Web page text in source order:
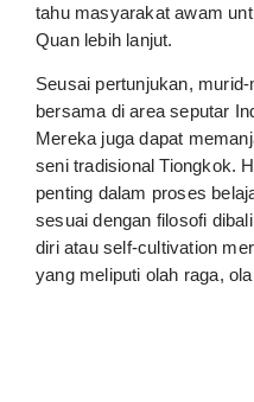
tahu masyarakat awam
Quan lebih lanjut.
Seusai pertunjukan,
bersama di area seputar
Mereka juga dapat
seni tradisional Tiongkok.
penting dalam proses
sesuai dengan filosofi
diri atau self-cultivation
yang meliputi olah raga,